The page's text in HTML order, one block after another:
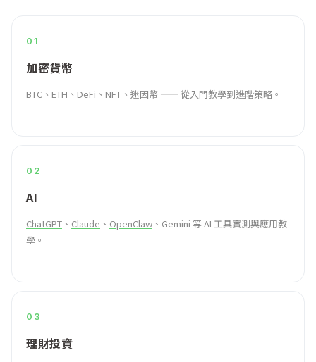
01
加密貨幣
BTC、ETH、DeFi、NFT、迷因幣 —— 從入門教學到進階策略 。
02
AI
ChatGPT 、 Claude 、 OpenClaw 、Gemini 等 AI 工具實測與應用教
學。
03
理財投資